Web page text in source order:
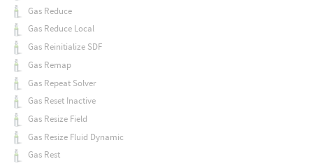
Gas Reduce
Gas Reduce Local
Gas Reinitialize SDF
Gas Remap
Gas Repeat Solver
Gas Reset Inactive
Gas Resize Field
Gas Resize Fluid Dynamic
Gas Rest